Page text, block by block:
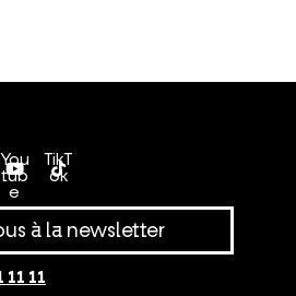
You
tub
e
TikT
ok
à la newsletter
11 11